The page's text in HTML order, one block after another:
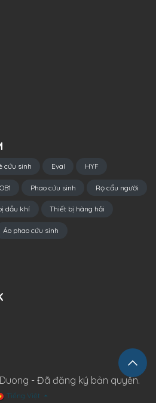
cứu sinh Eval HYF
Phao cứu sinh Rọ cẩu người
dầu khí Thiết bị hàng hải
Áo phao cứu sinh
- Đã đăng ký bản quyền.
Tiếng Việt